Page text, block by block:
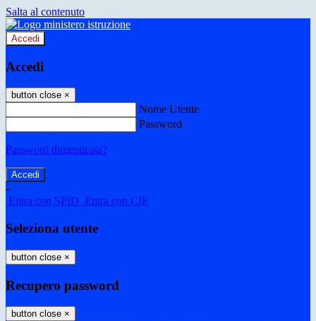
Salta al contenuto
Accedi
Accedi
button close ×
Nome Utente
Password
Password dimenticata?
-
Entra con SPID Entra con CIE
Seleziona utente
button close ×
Recupero password
button close ×